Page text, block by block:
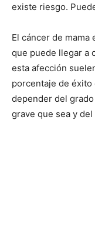
existe riesgo.
El cáncer de
que puede llegar a
esta afección
porcentaje de éxito
depender del
grave que sea y del